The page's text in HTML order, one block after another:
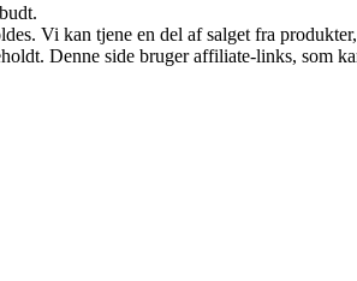
Vi kan tjene en del af salget fra
Denne side bruger affiliate-links, som